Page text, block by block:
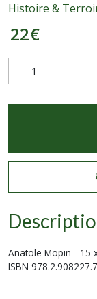
Histoire &
22€
Anatole Mopin - 15
ISBN